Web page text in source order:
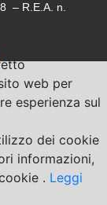
– R.E.A. n.
web per
esperienza sul
dei cookie
informazioni,
. Leggi